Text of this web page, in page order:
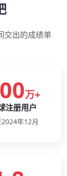
出的成绩单
万+
注册用户
年12月